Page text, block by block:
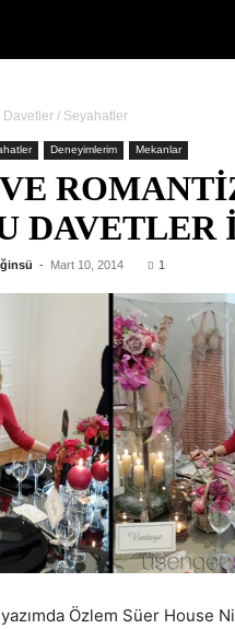
Davetler / Seyahatler
Deneyimlerim Mekanlar
DAVETLER
- Mart 10, 2014 1
Özlem Süer House